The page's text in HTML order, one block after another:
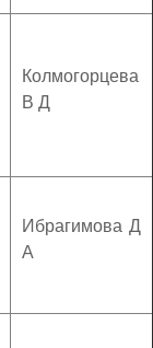
Колмогорцева
В Д
Ибрагимова Д
А